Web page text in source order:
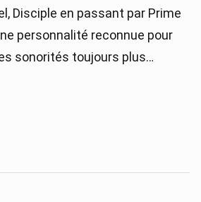
Disciple en passant par Prime
personnalité reconnue pour
sonorités toujours plus…